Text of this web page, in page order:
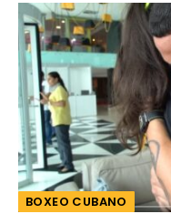
BOXEO CUBANO